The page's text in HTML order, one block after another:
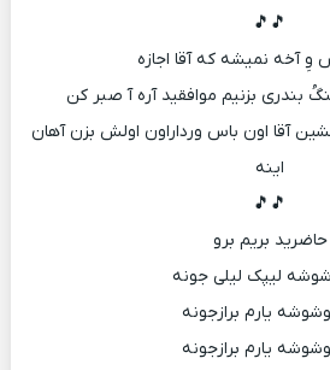
🎵🎵
آخه نمیشه که آقا اجازه
بندری بزنیم موافقید آره آ صبر کن
آقا اون باس ورداراون اولش بزن آهان
اینه
🎵🎵
حاضرید بریم برو
لیپک لیلی جونه
یارم برازجونه
یارم برازجونه